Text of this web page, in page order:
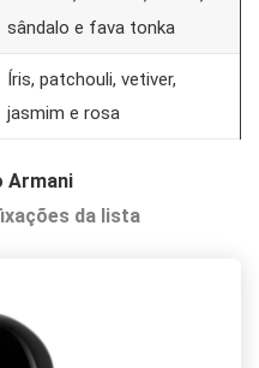
sândalo e fava tonka
Íris, patchouli, vetiver,
jasmim e rosa
Armani
da lista